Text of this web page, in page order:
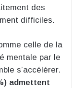
des
difficiles.
celle de la
mentale par le
s’accélérer.
admettent